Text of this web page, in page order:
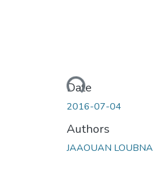
Loading...
Date
2016-07-04
Authors
JAAOUAN LOUBNA